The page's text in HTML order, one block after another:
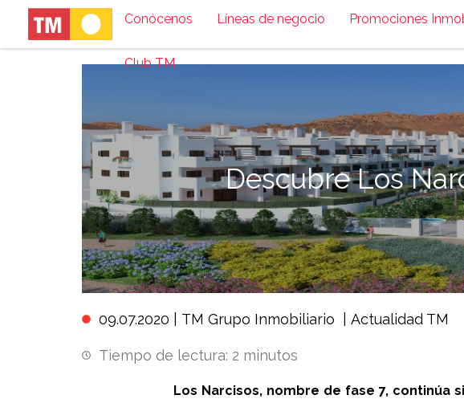
Conócenos Líneas de negocio Promociones
Club TM
Descubre Los
09.07.2020 | TM Grupo Inmobiliario Actualidad TM
Tiempo de lectura: 2 minutos
Los Narcisos, nombre de fase 7, continúa